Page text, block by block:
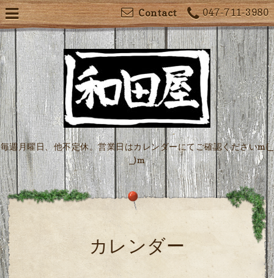
047-711-3980
Contact
毎週月曜日、他不定休。営業日はカレンダーにてご確認くださいm(_
_)m
カレンダー